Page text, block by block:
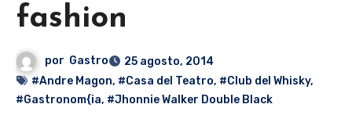
fashion
por Gastro
25 agosto, 2014
#Andre Magon, #Casa del Teatro, #Club del Whisky,
#Gastronom{ia, #Jhonnie Walker Double Black